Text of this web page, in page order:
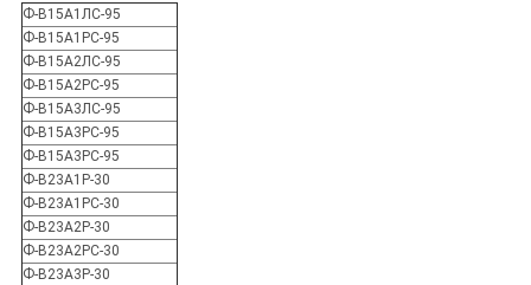
Ф-В15А1ЛС-95
Ф-В15А1РС-95
Ф-В15А2ЛС-95
Ф-В15А2РС-95
Ф-В15А3ЛС-95
Ф-В15А3РС-95
Ф-В15А3РС-95
Ф-В23А1Р-30
Ф-В23А1РС-30
Ф-В23А2Р-30
Ф-В23А2РС-30
Ф-В23А3Р-30